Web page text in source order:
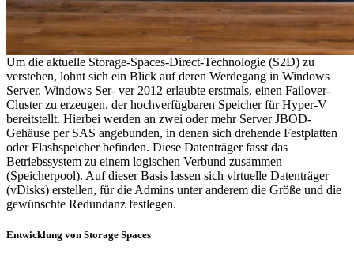
Um die aktuelle Storage-Spaces-Direct-Technologie (S2D) zu
verstehen, lohnt sich ein Blick auf deren Werdegang in Windows
Server. Windows Ser- ver 2012 erlaubte erstmals, einen Failover-
Cluster zu erzeugen, der hochverfügbaren Speicher für Hyper-V
bereitstellt. Hierbei werden an zwei oder mehr Server JBOD-
Gehäuse per SAS angebunden, in denen sich drehende Festplatten
oder Flashspeicher befinden. Diese Datenträger fasst das
Betriebssystem zu einem logischen Verbund zusammen
(Speicherpool). Auf dieser Basis lassen sich virtuelle Datenträger
(vDisks) erstellen, für die Admins unter anderem die Größe und die
gewünschte Redundanz festlegen.
Entwicklung von Storage Spaces